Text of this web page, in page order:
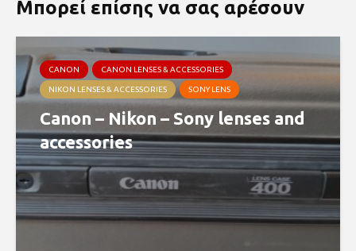
Μπορεί επίσης να σας αρέσουν
CANON CANON LENSES & ACCESSORIES
NIKON LENSES & ACCESSORIES SONY LENS
Canon – Nikon – Sony lenses and
accessories